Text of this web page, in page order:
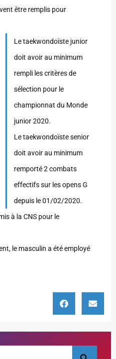
être remplis pour
Le taekwondoïste junior
doit avoir au minimum
rempli les critères de
sélection pour le
championnat du Monde
junior 2020.
Le taekwondoïste senior
doit avoir au minimum
remporté 2 combats
effectifs sur les opens G
depuis le 01/02/2020.
à la CNS pour le
le masculin a été employé